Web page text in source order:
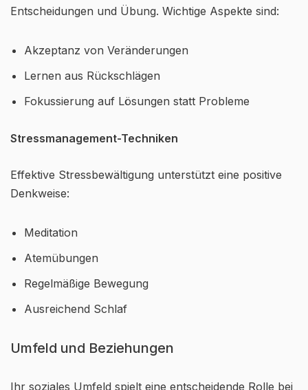
Entscheidungen und Übung. Wichtige Aspekte sind:
Akzeptanz von Veränderungen
Lernen aus Rückschlägen
Fokussierung auf Lösungen statt Probleme
Stressmanagement-Techniken
Effektive Stressbewältigung unterstützt eine positive
Denkweise:
Meditation
Atemübungen
Regelmäßige Bewegung
Ausreichend Schlaf
Umfeld und Beziehungen
Ihr soziales Umfeld spielt eine entscheidende Rolle bei